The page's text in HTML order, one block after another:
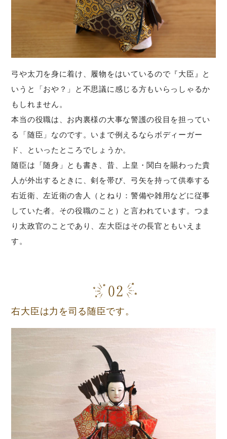
弓や太刀を身に着け、履物をはいているので『大臣』と
いうと「おや？」と不思議に感じる方もいらっしゃるか
もしれません。
本当の役職は、お内裏様の大事な警護の役目を担ってい
る「随臣」なのです。いまで例えるならボディーガー
ド、といったところでしょうか。
随臣は「随身」とも書き、昔、上皇・関白を賜わった貴
人が外出するときに、剣を帯び、弓矢を持って供奉する
右近衛、左近衛の舎人（とねり：警備や雑用などに従事
していた者。その役職のこと）と言われています。つま
り太政官のことであり、左大臣はその長官ともいえま
す。
右大臣は力を司る随臣です。